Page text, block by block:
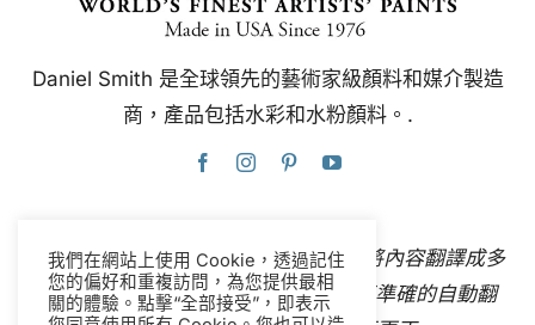
Daniel Smith 是全球領先的藝術家級顏料和媒介製造
商，產品包括水彩和水粉顏料。.
本網站使用Google翻譯，可即時自動將內容翻譯成多
種語言。聯絡我們如果您發現任何不準確的自動翻
我們在網站上使用 Cookie，透過記住
您的偏好和重複訪問，為您提供最相
關的體驗。點擊“全部接受”，即表示